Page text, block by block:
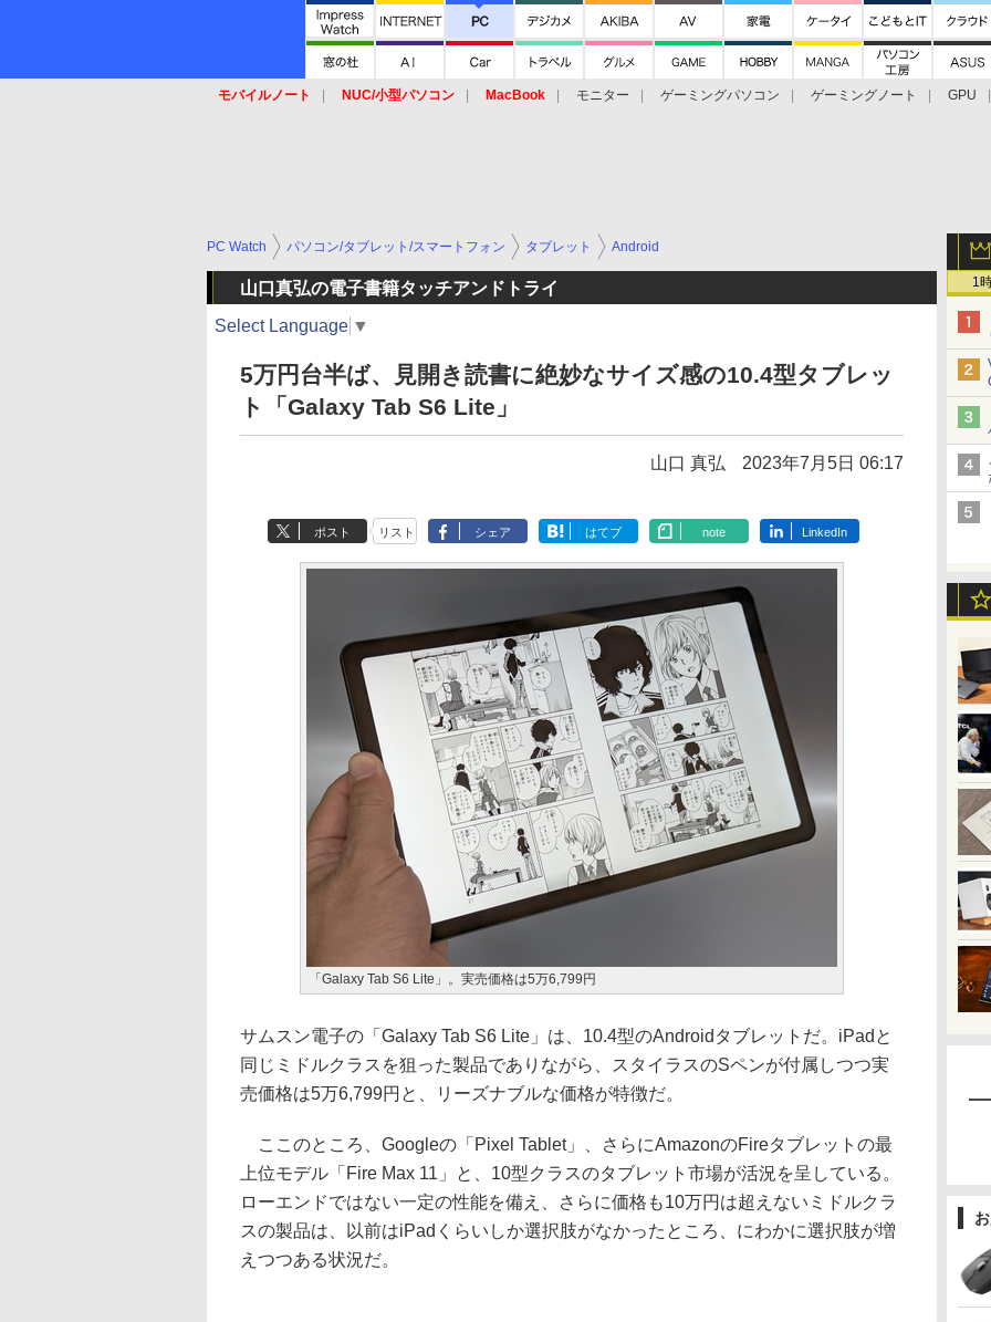
モバイルノート NUC/小型パソコン MacBook モニター ゲーミングパソコン ゲーミングノート
GPU
1
PC Watch パソコン/タブレット/スマートフォン タブレット Android
山口真弘の電子書籍タッチアンドトライ
Select Language ▼
5万円台半ば、見開き読書に絶妙なサイズ感の10.4型タブレッ
ト「Galaxy Tab S6 Lite」
山口 真弘 2023年7月5日 06:17
ポスト リスト シェア はてブ note LinkedIn
「Galaxy Tab S6 Lite」。実売価格は5万6,799円
サムスン電子の「Galaxy Tab S6 Lite」は、10.4型のAndroidタブレットだ。iPadと
同じミドルクラスを狙った製品でありながら、スタイラスのSペンが付属しつつ実
売価格は5万6,799円と、リーズナブルな価格が特徴だ。
ここのところ、Googleの「Pixel Tablet」、さらにAmazonのFireタブレットの最
上位モデル「Fire Max 11」と、10型クラスのタブレット市場が活況を呈している。
ローエンドではない一定の性能を備え、さらに価格も10万円は超えないミドルクラ
スの製品は、以前はiPadくらいしか選択肢がなかったところ、にわかに選択肢が増
えつつある状況だ。